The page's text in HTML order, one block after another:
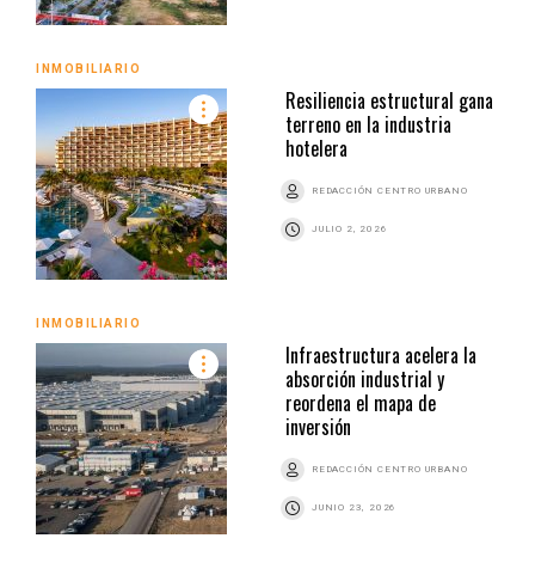
INMOBILIARIO
Resiliencia estructural gana
terreno en la industria
hotelera
REDACCIÓN CENTRO URBANO
JULIO 2, 2026
INMOBILIARIO
Infraestructura acelera la
absorción industrial y
reordena el mapa de
inversión
REDACCIÓN CENTRO URBANO
JUNIO 23, 2026